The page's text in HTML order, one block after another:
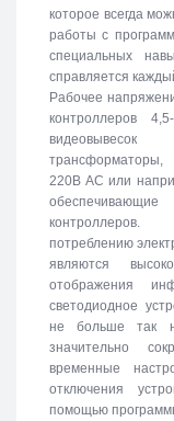
которое всегда
работы с
специальных
справляется
Рабочее
контроллеров
трансформаторы,
220В АС или
потреблению
являются
отображения
светодиодное
не больше так
значительно
временные
отключения
помощью